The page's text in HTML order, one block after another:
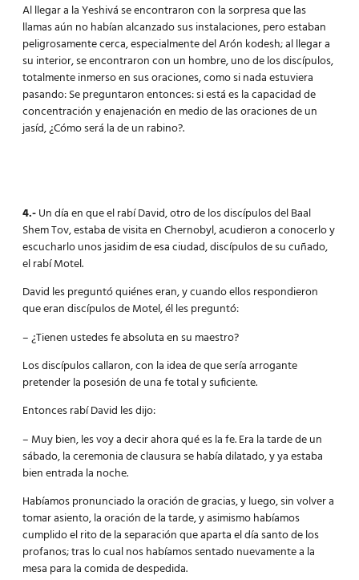
Al llegar a la Yeshivá se encontraron con la sorpresa que las
llamas aún no habían alcanzado sus instalaciones, pero estaban
peligrosamente cerca, especialmente del Arón kodesh; al llegar a
su interior, se encontraron con un hombre, uno de los discípulos,
totalmente inmerso en sus oraciones, como si nada estuviera
pasando: Se preguntaron entonces: si está es la capacidad de
concentración y enajenación en medio de las oraciones de un
jasíd, ¿Cómo será la de un rabino?.
4.-Un día en que el rabí David, otro de los discípulos del Baal
Shem Tov, estaba de visita en Chernobyl, acudieron a conocerlo y
escucharlo unos jasidim de esa ciudad, discípulos de su cuñado,
el rabí Motel.
David les preguntó quiénes eran, y cuando ellos respondieron
que eran discípulos de Motel, él les preguntó:
– ¿Tienen ustedes fe absoluta en su maestro?
Los discípulos callaron, con la idea de que sería arrogante
pretender la posesión de una fe total y suficiente.
Entonces rabí David les dijo:
– Muy bien, les voy a decir ahora qué es la fe. Era la tarde de un
sábado, la ceremonia de clausura se había dilatado, y ya estaba
bien entrada la noche.
Habíamos pronunciado la oración de gracias, y luego, sin volver a
tomar asiento, la oración de la tarde, y asimismo habíamos
cumplido el rito de la separación que aparta el día santo de los
profanos; tras lo cual nos habíamos sentado nuevamente a la
mesa para la comida de despedida.